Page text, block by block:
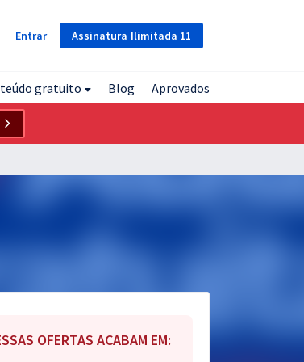
Assinatura Ilimitada 11
Entrar
gratuito Blog Aprovados
OFERTAS ACABAM EM: